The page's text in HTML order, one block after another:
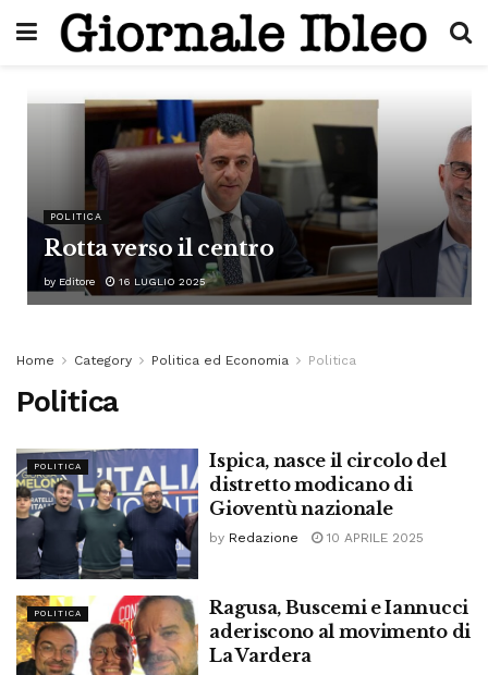
POLITICA
Rotta verso il centro
by Editore 16 LUGLIO 2025
Home Category Politica ed Economia Politica
Politica
POLITICA
Ispica, nasce il circolo del
distretto modicano di
Gioventù nazionale
by Redazione 10 APRILE 2025
POLITICA
Ragusa, Buscemi e Iannucci
aderiscono al movimento di
La Vardera